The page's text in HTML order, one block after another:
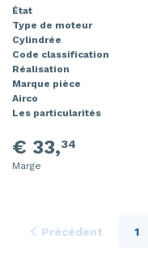
État
Type de moteur
Cylindrée
Code classification
Réalisation
Marque pièce
Airco
Les particularités
€ 33,34
Marge
Précédent 1